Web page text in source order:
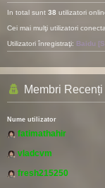
In total sunt 38 utilizatori
Cei mai mulţi utilizatori
Utilizatori înregistraţi: Baidu
Membri Recenți
Nume utilizator
fatimathahir
vladcvm
fresh215250